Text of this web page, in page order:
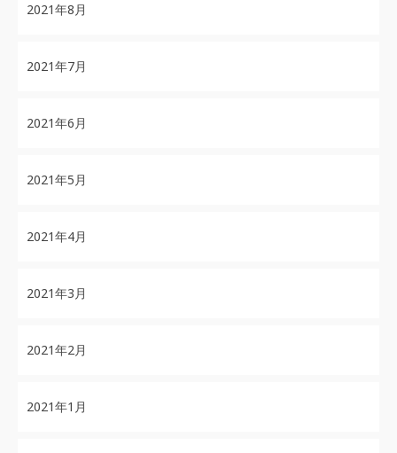
2021年8月
2021年7月
2021年6月
2021年5月
2021年4月
2021年3月
2021年2月
2021年1月